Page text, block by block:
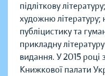
підліткову
художню
публіцистику та
прикладну
видання. У 2015 році
Книжкової палати